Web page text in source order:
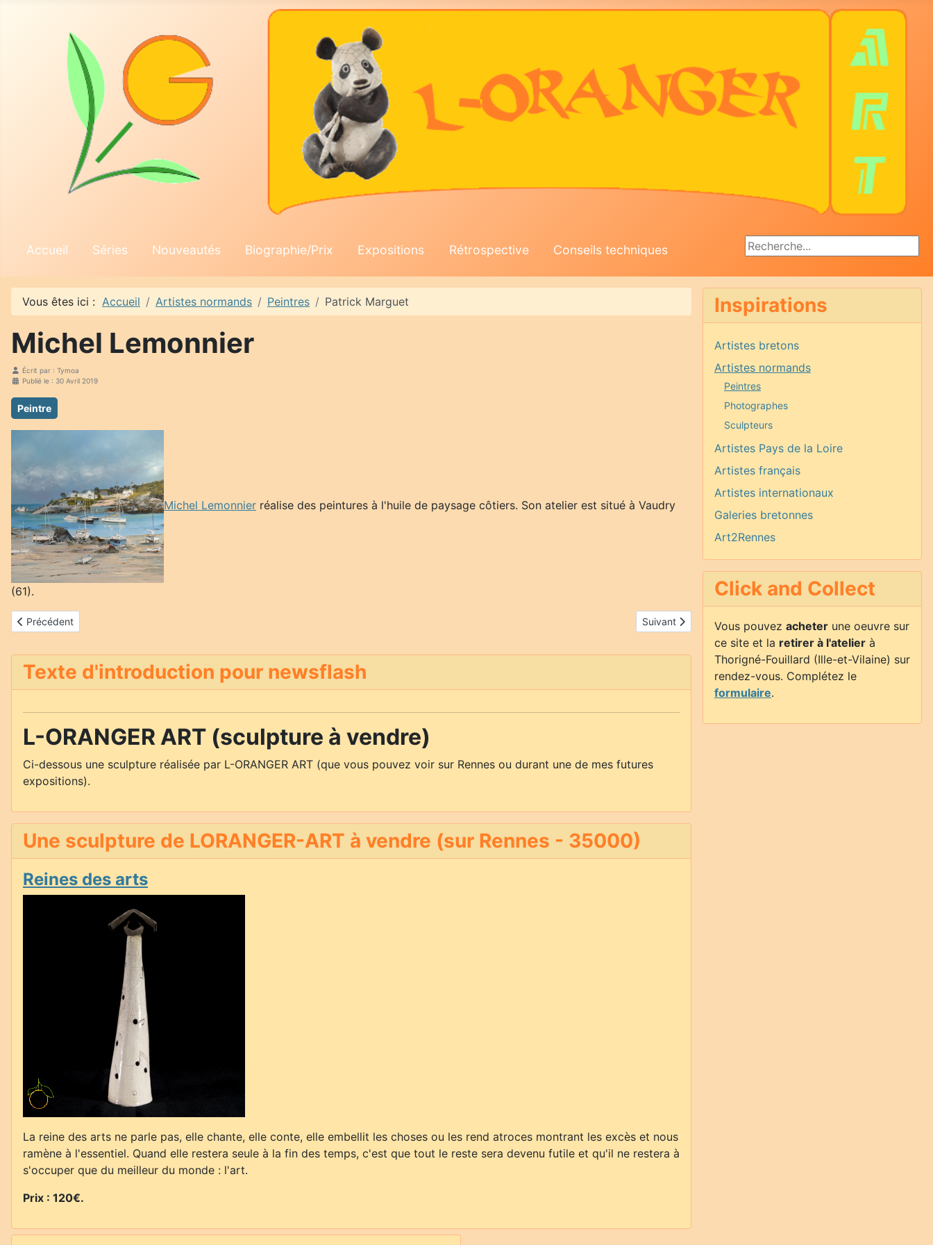
Accueil Séries Nouveautés Biographie/Prix Expositions Rétrospective Conseils techniques Rechercher
Vous êtes ici : Accueil Artistes normands Peintres Patrick Marguet
Michel Lemonnier
Écrit par : Tymoa
Publié le : 30 Avril 2019
Peintre
Michel Lemonnier réalise des peintures à l'huile de paysage côtiers. Son atelier est situé à Vaudry
(61).
Article précédent : Patrick Marguet
Précédent Article suivant : Claude Guillouet
Suivant
Texte d'introduction pour newsflash
L-ORANGER ART (sculpture à vendre)
Ci-dessous une sculpture réalisée par L-ORANGER ART (que vous pouvez voir sur Rennes ou durant une de mes futures
expositions).
Une sculpture de LORANGER-ART à vendre (sur Rennes - 35000)
Reines des arts
La reine des arts ne parle pas, elle chante, elle conte, elle embellit les choses ou les rend atroces montrant les excès et nous
ramène à l'essentiel. Quand elle restera seule à la fin des temps, c'est que tout le reste sera devenu futile et qu'il ne restera à
s'occuper que du meilleur du monde : l'art.
Prix : 120€.
Inspirations
Artistes bretons
Artistes normands
Peintres
Photographes
Sculpteurs
Artistes Pays de la Loire
Artistes français
Artistes internationaux
Galeries bretonnes
Art2Rennes
Click and Collect
Vous pouvez acheter une oeuvre sur
ce site et la retirer à l'atelier à
Thorigné-Fouillard (Ille-et-Vilaine) sur
rendez-vous. Complétez le
formulaire.